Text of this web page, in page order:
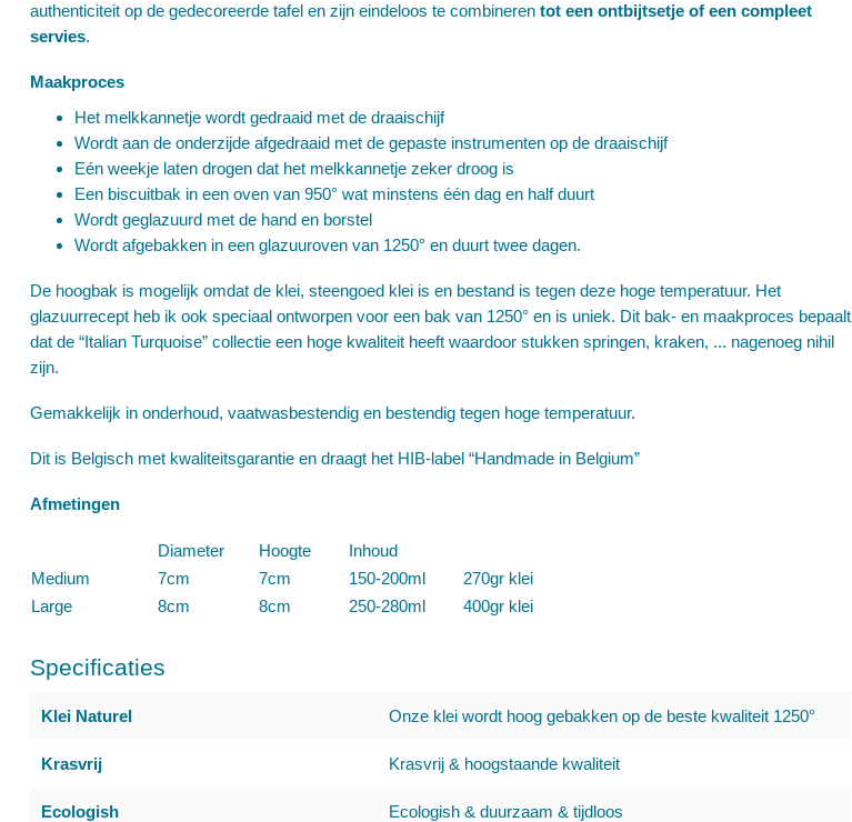
authenticiteit op de gedecoreerde tafel en zijn eindeloos te combineren tot een ontbijtsetje of een compleet
servies.
Maakproces
Het melkkannetje wordt gedraaid met de draaischijf
Wordt aan de onderzijde afgedraaid met de gepaste instrumenten op de draaischijf
Eén weekje laten drogen dat het melkkannetje zeker droog is
Een biscuitbak in een oven van 950° wat minstens één dag en half duurt
Wordt geglazuurd met de hand en borstel
Wordt afgebakken in een glazuuroven van 1250° en duurt twee dagen.
De hoogbak is mogelijk omdat de klei, steengoed klei is en bestand is tegen deze hoge temperatuur. Het
glazuurrecept heb ik ook speciaal ontworpen voor een bak van 1250° en is uniek. Dit bak- en maakproces bepaalt
dat de “Italian Turquoise” collectie een hoge kwaliteit heeft waardoor stukken springen, kraken, ... nagenoeg nihil
zijn.
Gemakkelijk in onderhoud, vaatwasbestendig en bestendig tegen hoge temperatuur.
Dit is Belgisch met kwaliteitsgarantie en draagt het HIB-label “Handmade in Belgium”
Afmetingen
Diameter Hoogte
Inhoud
Medium
7cm 7cm 150-200ml
270gr klei
Large
8cm 8cm 250-280ml 400gr klei
Specificaties
Klei Naturel Onze klei wordt hoog gebakken op de beste kwaliteit 1250°
Krasvrij Krasvrij & hoogstaande kwaliteit
Ecologish Ecologish & duurzaam & tijdloos